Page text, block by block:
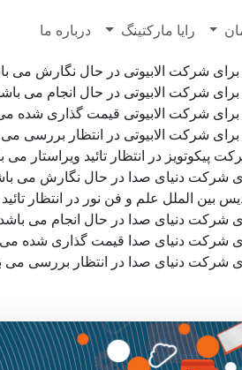
رایا مارکتینگ درباره ما
در حال نگارش می باشد - ۱۷ مرداد 1405 ساعت
در حال انجام می باشد - ۱۷ مرداد 1405 ساعت
قیمت گذاری شده می باشد - ۱۷ مرداد 1405
در انتظار بررسی می باشد - ۱۷ مرداد 1405
تائید ویراستار می باشد - ۱۷ مرداد 1405 ساعت
صدا در حال نگارش می باشد - ۱۷ مرداد 1405 ساعت
و فن نور در انتظار تائید ویراستار می باشد -
صدا در حال انجام می باشد - ۱۷ مرداد 1405 ساعت
صدا قیمت گذاری شده می باشد - ۱۷ مرداد 1405
صدا در انتظار بررسی می باشد - ۱۷ مرداد 1405 ساعت